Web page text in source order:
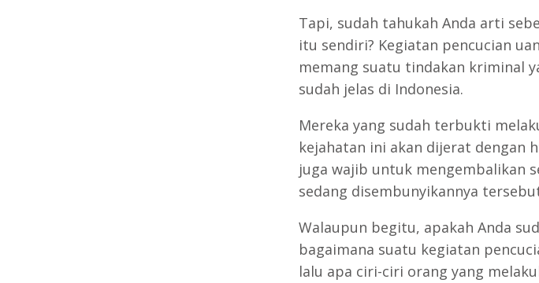
Tapi, sudah tahukah Anda arti
itu sendiri? Kegiatan pencucian
memang suatu tindakan kriminal
sudah jelas di Indonesia.
Mereka yang sudah terbukti
kejahatan ini akan dijerat dengan
juga wajib untuk mengembalikan
sedang disembunyikannya
Walaupun begitu, apakah Anda
bagaimana suatu kegiatan
lalu apa ciri-ciri orang yang